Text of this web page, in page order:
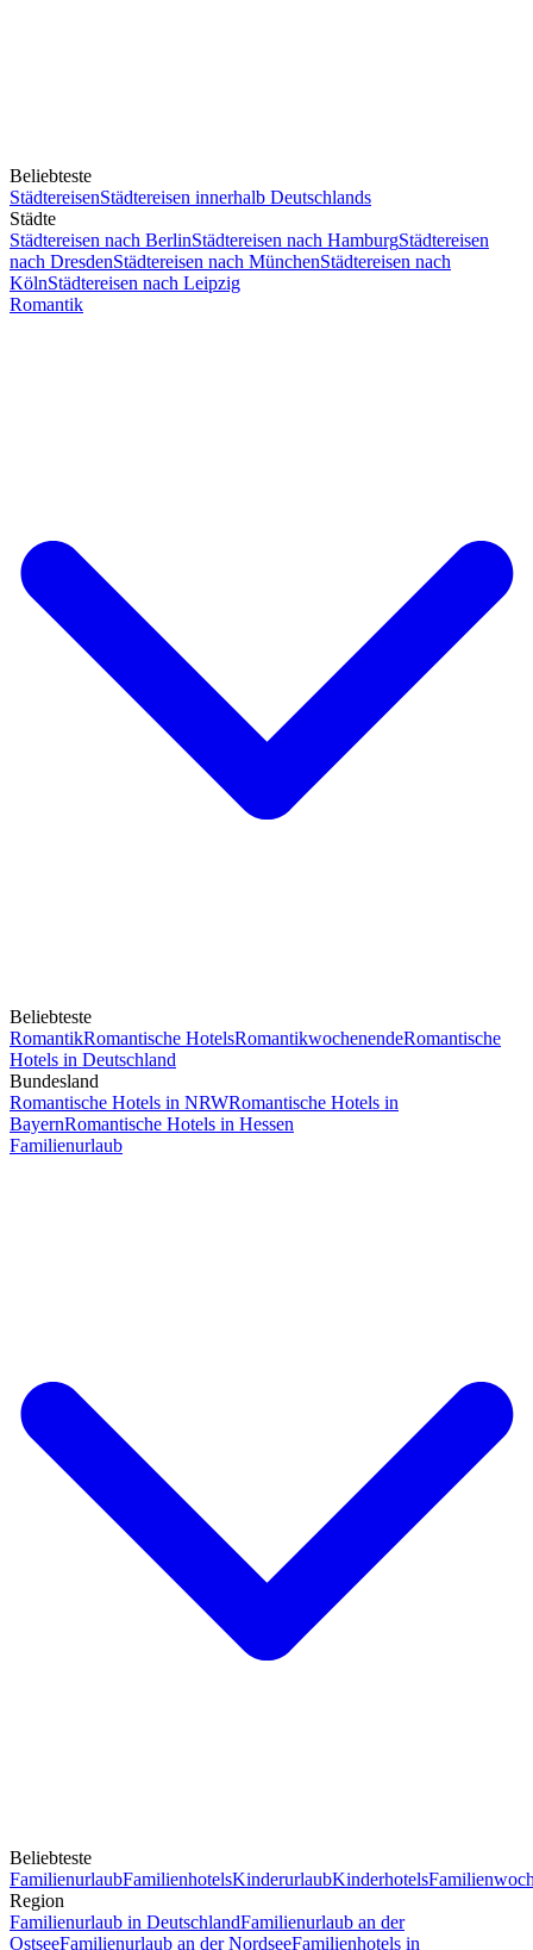
Beliebteste
StädtereisenStädtereisen innerhalb Deutschlands
Städte
Städtereisen nach BerlinStädtereisen nach HamburgStädtereisen
nach DresdenStädtereisen nach MünchenStädtereisen nach
KölnStädtereisen nach Leipzig
Romantik
Beliebteste
RomantikRomantische HotelsRomantikwochenendeRomantische
Hotels in Deutschland
Bundesland
Romantische Hotels in NRWRomantische Hotels in
BayernRomantische Hotels in Hessen
Familienurlaub
Beliebteste
FamilienurlaubFamilienhotelsKinderurlaubKinderhotels
Region
Familienurlaub in DeutschlandFamilienurlaub an der
OstseeFamilienurlaub an der NordseeFamilienhotels in